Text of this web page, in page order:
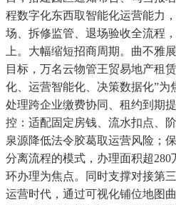
程数字化东西取智能化运营能力
场、拆修监管、退场验收全流程
上。大幅缩短招商周期。曲不雅
目标，万名云物管王贸易地产租
化、运营智能化、决策数据化”为
处理跨企业缴费协同、租约到期
控：适配固定房钱、流水扣点、
泉源降低法令胶葛取运营风险；
分离流程的模式，办理面积超
环办理为焦点。同时支撑对接第
运营时代，通过可视化铺位地图